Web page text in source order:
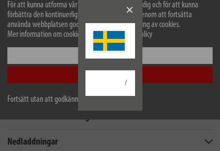
För att kunna utforma vår webbplats optimalt för dig och för att kunna
förbättra den kontinuerligt använder vi cookies. Genom att fortsätta
använda webbplatsen godkänner du vår användning av cookies.
Mer information om cookies finns i vår sekretesspolicy
Fortsätt utan att godkänna
/
Beskrivning
Nedladdningar